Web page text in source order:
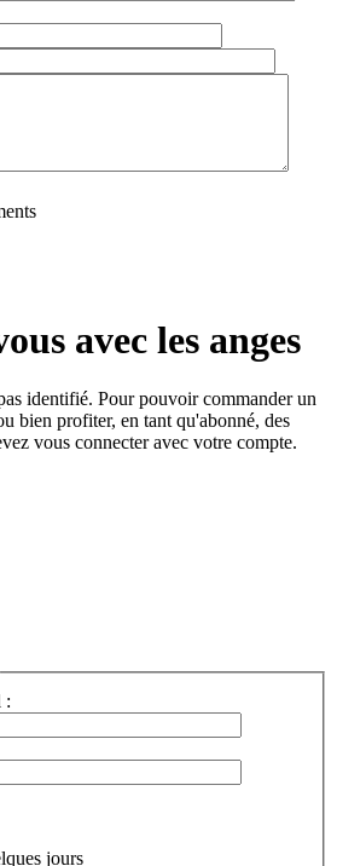
avec les anges
identifié. Pour pouvoir commander un
bien profiter, en tant qu'abonné, des
vous connecter avec votre compte.
:
jours